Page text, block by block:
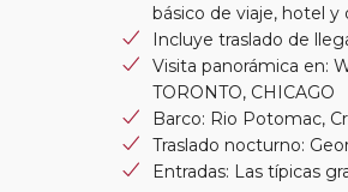
básico de viaje, hotel
Incluye traslado de
Visita panorámica en:
TORONTO, CHICAGO
Barco: Rio Potomac,
Traslado nocturno:
Entradas: Las típicas